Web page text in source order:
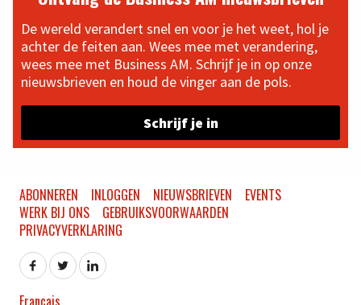
De wereld verandert snel en voor je het weet, hol je
achter de feiten aan. Wees mee met verandering,
wees mee met Business AM. Schrijf je in op onze
nieuwsbrieven en houd de vinger aan de pols.
Schrijf je in
ABONNEREN INLOGGEN NIEUWSBRIEVEN
EVENTS
WERK BIJ ONS
GEBRUIKSVOORWAARDEN
PRIVACYVERKLARING
Français